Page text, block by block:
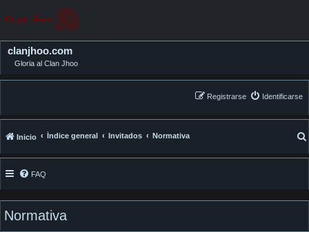
clanjhoo.com
Gloria al Clan Jhoo
Identificarse
Registrarse
Inicio Índice general Invitados Normativa
FAQ
Normativa